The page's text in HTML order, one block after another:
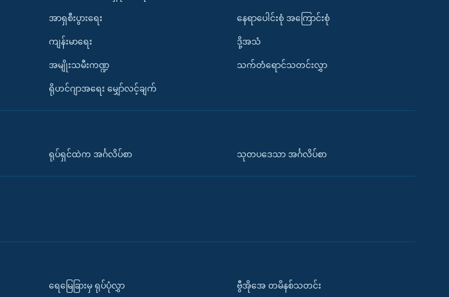
အာရှစီးပွားရေး
ကျန်းမာရေး
အမျိုးသမီးကဏ္ဍ
ရိုဟင်ဂျာအရေး မျှော်လင့်ချက်
နေရာပေါင်းစုံ အကြောင်းစုံ
ဒို့အသံ
သက်တံရောင်သတင်းလွှာ
ရုပ်ရှင်ထဲက အင်္ဂလိပ်စာ သုတပဒေသာ အင်္ဂလိပ်စာ
ရေမြေခြားမှ ရုပ်ပုံလွှာ ဗွီအိုအေ တမိနစ်သတင်း